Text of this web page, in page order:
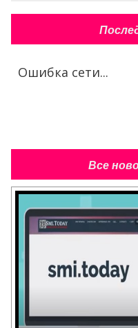
Ошибка сети...
Все